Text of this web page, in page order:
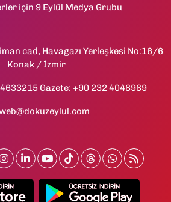
için 9 Eylül Medya Grubu
cad, Havagazı Yerleşkesi No:16/6
Konak / İzmir
Gazete: +90 232 4048989